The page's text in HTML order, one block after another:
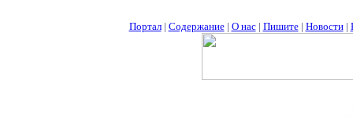
Портал| Содержание| О нас| Пишите| Новости|